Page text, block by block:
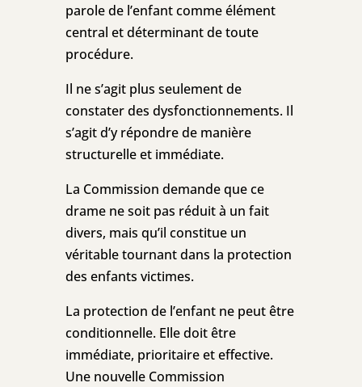
parole de l’enfant comme élément
central et déterminant de toute
procédure.
Il ne s’agit plus seulement de
constater des dysfonctionnements. Il
s’agit d’y répondre de manière
structurelle et immédiate.
La Commission demande que ce
drame ne soit pas réduit à un fait
divers, mais qu’il constitue un
véritable tournant dans la protection
des enfants victimes.
La protection de l’enfant ne peut être
conditionnelle. Elle doit être
immédiate, prioritaire et effective.
Une nouvelle Commission